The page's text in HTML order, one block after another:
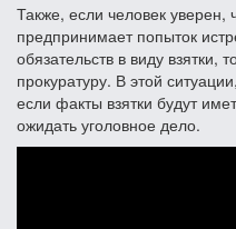
Также, если человек
предпринимает попыток
обязательств в виду взятки,
прокуратуру. В этой
если факты взятки будут
ожидать уголовное дело.